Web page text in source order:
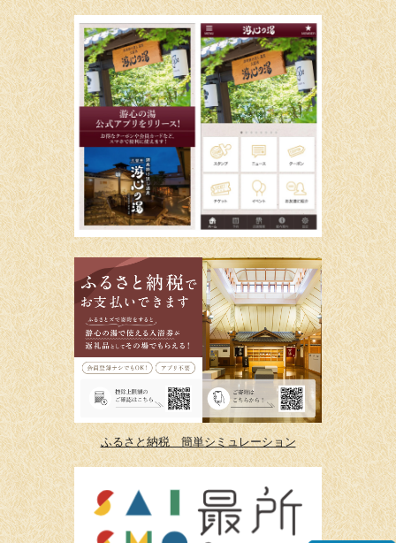
ふるさと納税 簡単シミュレーション